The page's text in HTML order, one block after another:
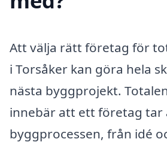
Att välja rätt företag för
i Torsåker kan göra hela
nästa byggprojekt.
innebär att ett företag tar
byggprocessen, från idé